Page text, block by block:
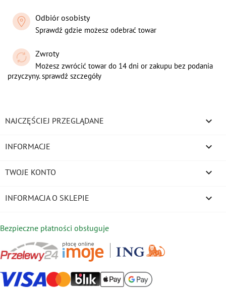
Odbiór osobisty
Sprawdź gdzie możesz odebrać towar
Zwroty
Możesz zwrócić towar do 14 dni or zakupu bez podania
przyczyny. sprawdź szczegóły
NAJCZĘŚCIEJ PRZEGLĄDANE 
INFORMACJE 
TWOJE KONTO 
INFORMACJA O SKLEPIE keyboard_arrow_down
Bezpieczne płatności obsługuje